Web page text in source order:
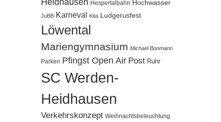
Heidhausen Hespertalbahn Hochwasser
JuBB Karneval Kita Ludgerusfest
Löwental
Mariengymnasium Michael Bonmann
Parken Pfingst Open Air Post Ruhr
SC Werden-
Heidhausen
Verkehrskonzept Weihnachtsbeleuchtung